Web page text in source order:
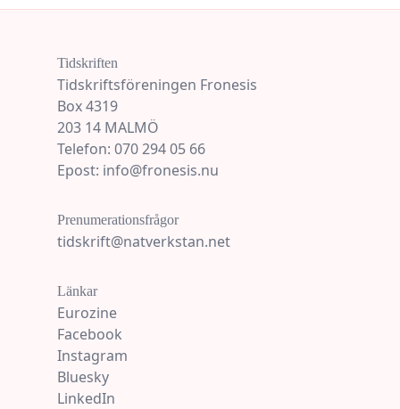
Tidskriften
Tidskriftsföreningen Fronesis
Box 4319
203 14 MALMÖ
Telefon: 070 294 05 66
Epost: info@fronesis.nu
Prenumerationsfrågor
tidskrift@natverkstan.net
Länkar
Eurozine
Facebook
Instagram
Bluesky
LinkedIn